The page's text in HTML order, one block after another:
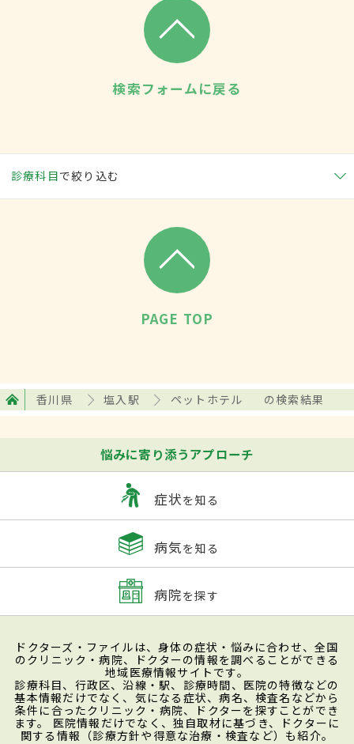
検索フォームに戻る
診療科目で絞り込む
PAGE TOP
香川県 塩入駅 ペットホテル の検索結果
悩みに寄り添うアプローチ
症状を知る
病気を知る
病院を探す
ドクターズ・ファイルは、身体の症状・悩みに合わせ、全国
のクリニック・病院、ドクターの情報を調べることができる
地域医療情報サイトです。
診療科目、行政区、沿線・駅、診療時間、医院の特徴などの
基本情報だけでなく、気になる症状、病名、検査名などから
条件に合ったクリニック・病院、ドクターを探すことができ
ます。 医院情報だけでなく、独自取材に基づき、ドクターに
関する情報（診療方針や得意な治療・検査など）も紹介。